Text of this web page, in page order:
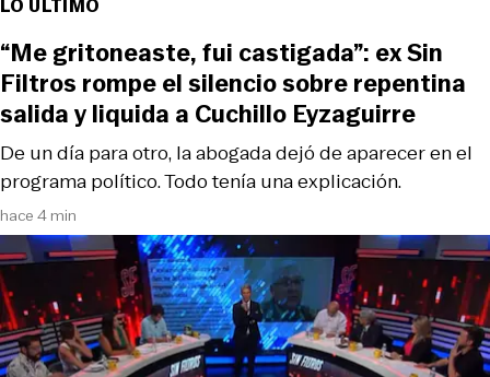
hace 4 min
De un día para otro, la abogada dejó de aparecer en el
programa político. Todo tenía una explicación.
“Me gritoneaste, fui castigada”: ex Sin
Filtros rompe el silencio sobre repentina
salida y liquida a Cuchillo Eyzaguirre